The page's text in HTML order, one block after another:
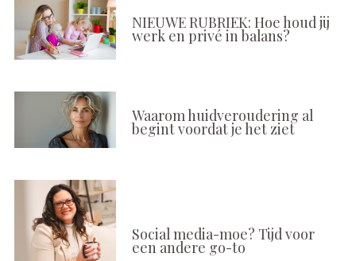
NIEUWE RUBRIEK: Hoe houd jij
werk en privé in balans?
Waarom huidveroudering al
begint voordat je het ziet
Social media-moe? Tijd voor
een andere go-to